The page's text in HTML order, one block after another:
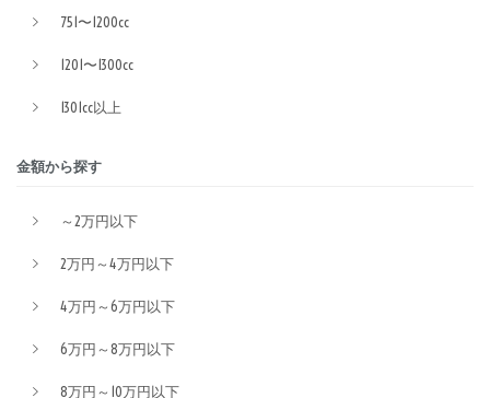
751〜1200cc
1201〜1300cc
1301cc以上
金額から探す
～2万円以下
2万円～4万円以下
4万円～6万円以下
6万円～8万円以下
8万円～10万円以下